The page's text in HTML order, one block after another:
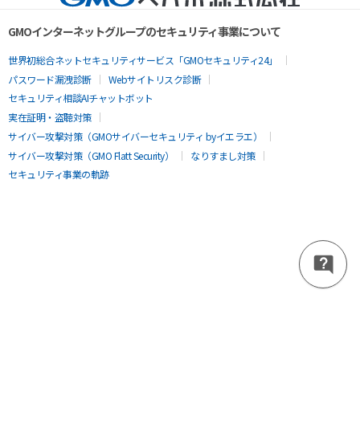
GMOインターネットグループのセキュリティ事業について
世界初総合ネットセキュリティサービス「GMOセキュリティ24」
パスワード漏洩診断
Webサイトリスク診断
セキュリティ相談AIチャットボット
実在証明・盗聴対策
サイバー攻撃対策（GMOサイバーセキュリティ byイエラエ）
サイバー攻撃対策（GMO Flatt Security）
なりすまし対策
セキュリティ事業の軌跡